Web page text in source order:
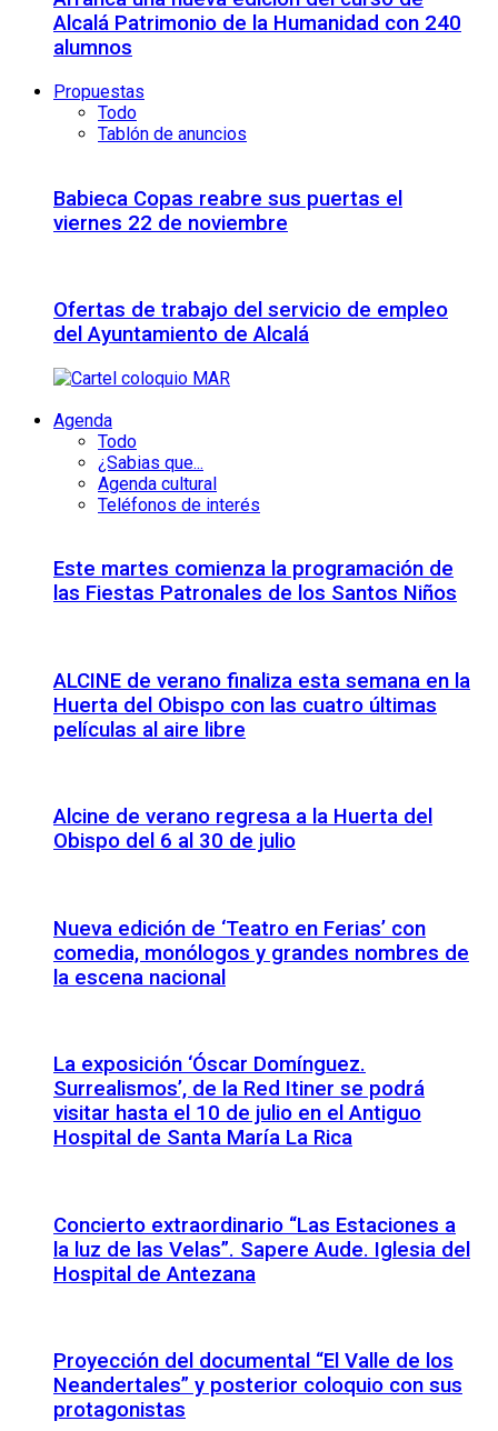
Alcalá Patrimonio de la Humanidad con 240
alumnos
Propuestas
Todo
Tablón de anuncios
Babieca Copas reabre sus puertas el
viernes 22 de noviembre
Ofertas de trabajo del servicio de empleo
del Ayuntamiento de Alcalá
Agenda
Todo
¿Sabias que...
Agenda cultural
Teléfonos de interés
Este martes comienza la programación de
las Fiestas Patronales de los Santos Niños
ALCINE de verano finaliza esta semana en la
Huerta del Obispo con las cuatro últimas
películas al aire libre
Alcine de verano regresa a la Huerta del
Obispo del 6 al 30 de julio
Nueva edición de ‘Teatro en Ferias’ con
comedia, monólogos y grandes nombres de
la escena nacional
La exposición ‘Óscar Domínguez.
Surrealismos’, de la Red Itiner se podrá
visitar hasta el 10 de julio en el Antiguo
Hospital de Santa María La Rica
Concierto extraordinario “Las Estaciones a
la luz de las Velas”. Sapere Aude. Iglesia del
Hospital de Antezana
Proyección del documental “El Valle de los
Neandertales” y posterior coloquio con sus
protagonistas